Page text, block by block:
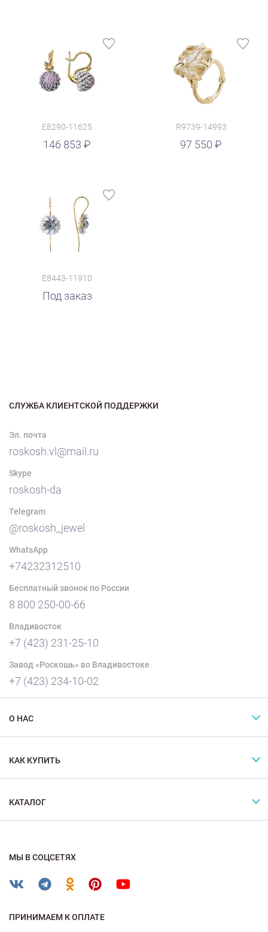
E8290-11625
146 853
R9739-14993
97 550
руб.
E8443-11910
Под заказ
СЛУЖБА КЛИЕНТСКОЙ ПОДДЕРЖКИ
Эл. почта
roskosh.vl@mail.ru
Skype
roskosh-da
Telegram
@roskosh_jewel
WhatsApp
+74232312510
Бесплатный звонок по России
8 800 250-00-66
Владивосток
+7 (423) 231-25-10
Завод «Роскошь» во Владивостоке
+7 (423) 234-10-02
О НАС
КАК КУПИТЬ
КАТАЛОГ
МЫ В СОЦСЕТЯХ
ПРИНИМАЕМ К ОПЛАТЕ